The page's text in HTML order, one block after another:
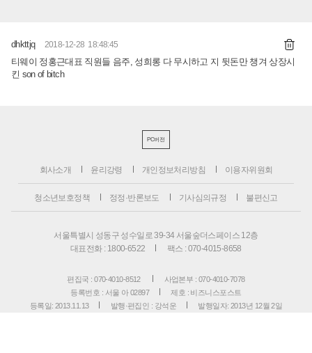
dhkttjq 2018-12-28 18:48:45
티웨이 정홍근대표 직원들 음주, 성희롱 다 무시하고 지 뒷돈만 챙겨 상장시
킨 son of bitch
PC버전
회사소개 윤리강령 개인정보처리방침 이용자위원회
청소년보호정책 정정·반론보도 기사심의규정 불편신고
서울특별시 성동구 성수일로 39-34 서울숲더스페이스 12층
대표전화 : 1800-6522
팩스 : 070-4015-8658
편집국 : 070-4010-8512
사업본부 : 070-4010-7078
등록번호 : 서울 아 02897
제호 : 비즈니스포스트
등록일: 2013.11.13
발행·편집인 : 강석운
발행일자: 2013년 12월 2일